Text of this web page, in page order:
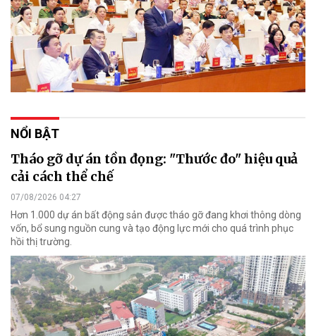
NỔI BẬT
Tháo gỡ dự án tồn đọng: "Thước đo" hiệu quả
cải cách thể chế
07/08/2026 04:27
Hơn 1.000 dự án bất động sản được tháo gỡ đang khơi thông dòng
vốn, bổ sung nguồn cung và tạo động lực mới cho quá trình phục
hồi thị trường.